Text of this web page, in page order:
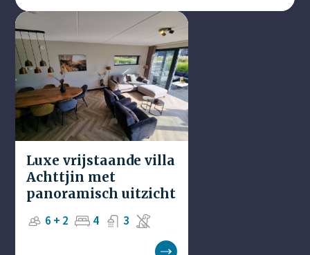
Luxe vrijstaande villa
Achttjin met
panoramisch uitzicht
6 + 2
4 3